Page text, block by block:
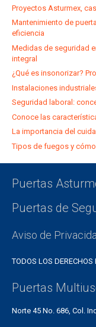
Proyectos Asturmex,
Mantenimiento de
eficiencia
Medidas de seguridad
integral
¿Qué es insonorizar?
Instalaciones
Seguridad laboral:
Conoce las
La importancia del
Tipos de fuegos y
Puertas
Puertas de
Aviso de
TODOS LOS DERECHOS
Puertas
Norte 45 No. 686, Col.